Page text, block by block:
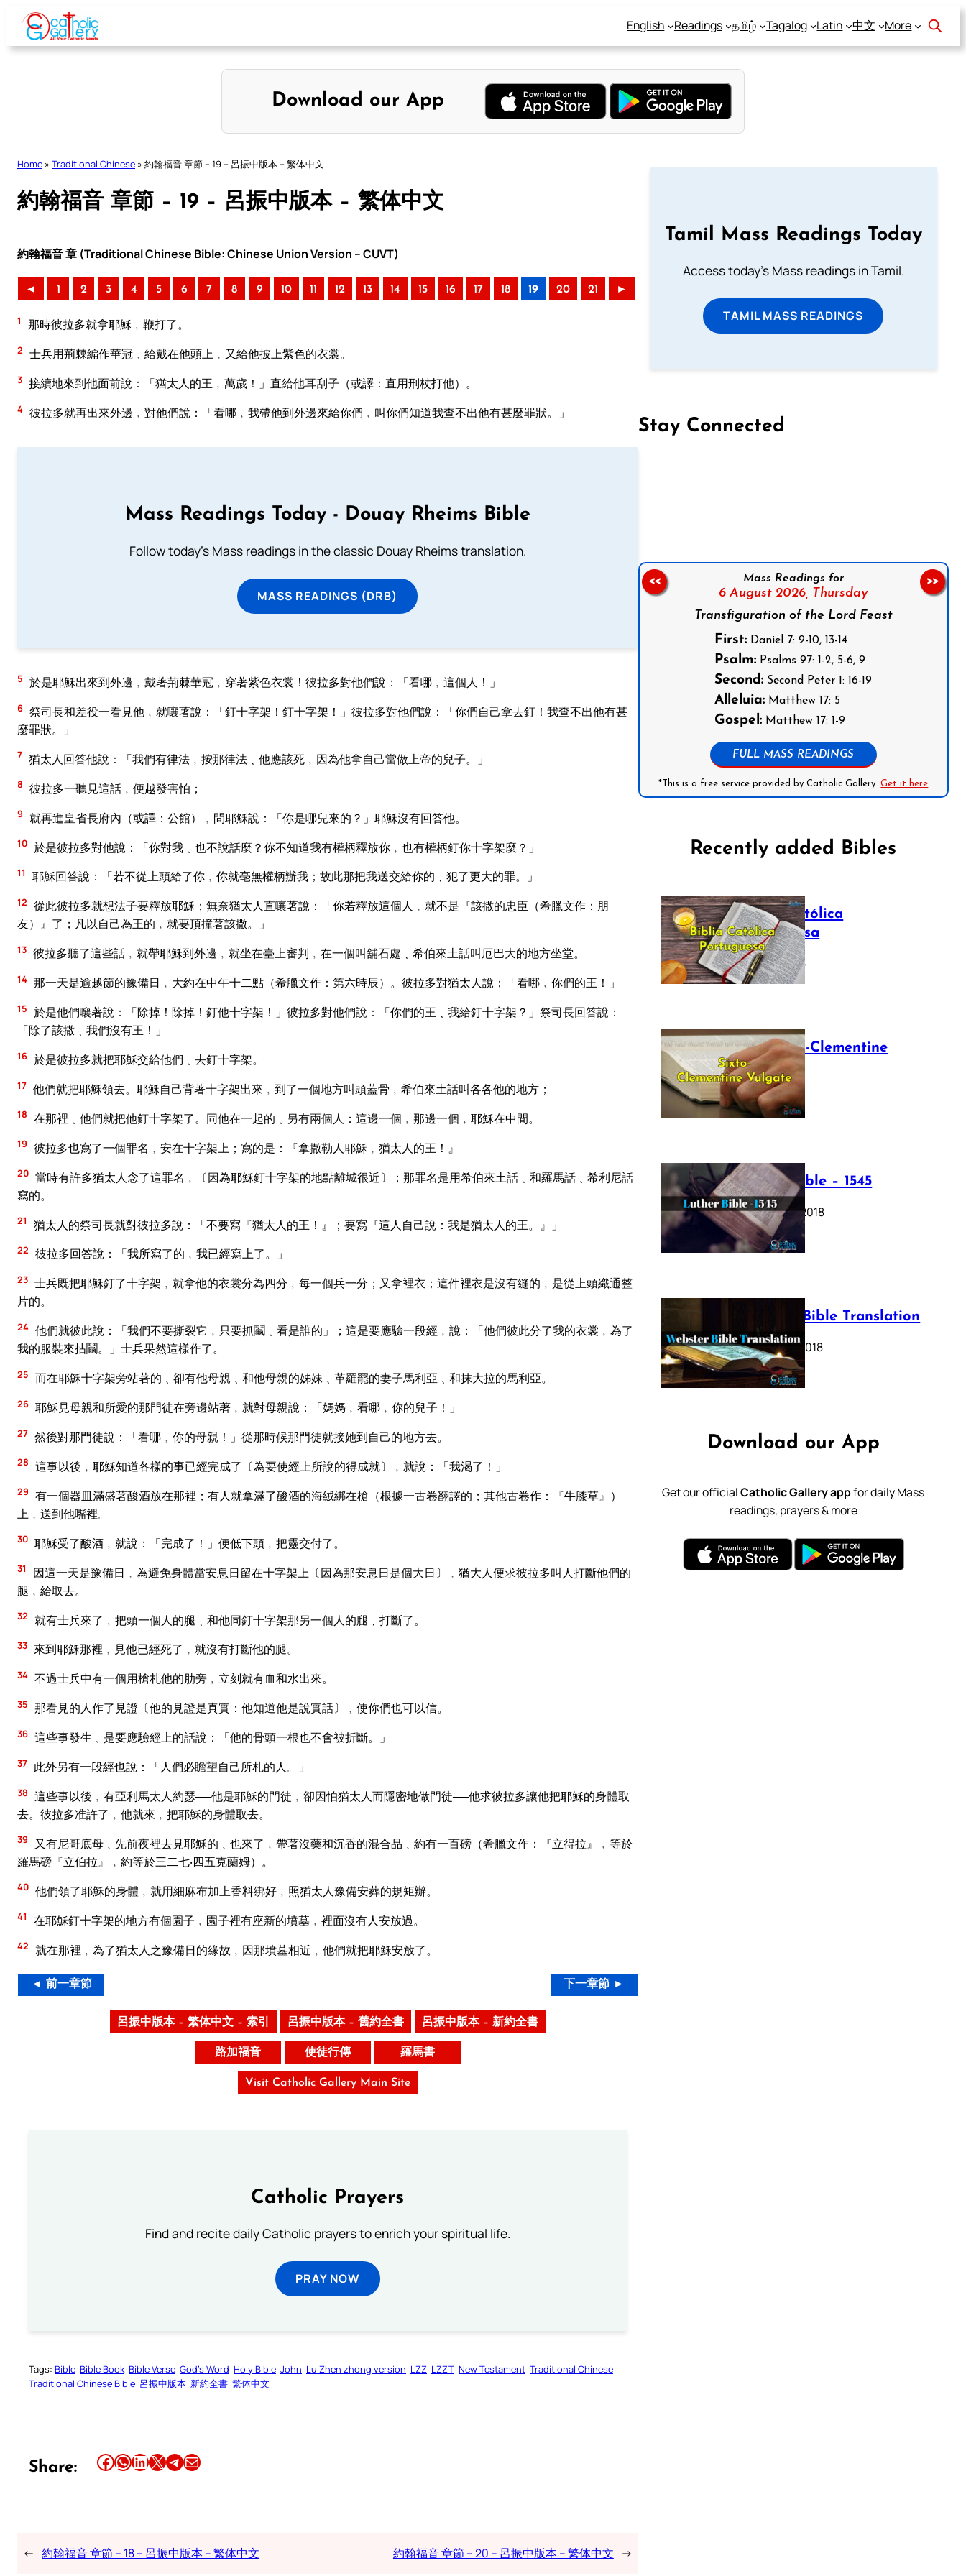
Skip
content
English Readings தமிழ் Tagalog Latin 中文 More
Download our App
Home » Traditional Chinese » 約翰福音 章節 – 19 – 呂振中版本 – 繁体中文
約翰福音 章節 – 19 – 呂振中版本 – 繁体中文
約翰福音 章 (Traditional Chinese Bible: Chinese Union Version – CUVT)
◄ 1 2 3 4 5 6 7 8 9 10 11 12 13 14 15 16 17 18 19 20 21 ►
1 那時彼拉多就拿耶穌﹐鞭打了。
2 士兵用荊棘編作華冠﹐給戴在他頭上﹐又給他披上紫色的衣裳。
3 接續地來到他面前說：「猶太人的王﹐萬歲！」直給他耳刮子（或譯：直用刑杖打他）。
4 彼拉多就再出來外邊﹐對他們說：「看哪﹐我帶他到外邊來給你們﹐叫你們知道我查不出他有甚麼罪狀。」
Mass Readings Today - Douay Rheims Bible
Follow today's Mass readings in the classic Douay Rheims translation.
MASS READINGS (DRB)
5 於是耶穌出來到外邊﹐戴著荊棘華冠﹐穿著紫色衣裳！彼拉多對他們說：「看哪﹐這個人！」
6 祭司長和差役一看見他﹐就嚷著說：「釘十字架！釘十字架！」彼拉多對他們說：「你們自己拿去釘！我查不出他有甚
麼罪狀。」
7 猶太人回答他說：「我們有律法﹐按那律法﹑他應該死﹐因為他拿自己當做上帝的兒子。」
8 彼拉多一聽見這話﹐便越發害怕；
9 就再進皇省長府內（或譯：公館）﹐問耶穌說：「你是哪兒來的？」耶穌沒有回答他。
10 於是彼拉多對他說：「你對我﹑也不說話麼？你不知道我有權柄釋放你﹐也有權柄釘你十字架麼？」
11 耶穌回答說：「若不從上頭給了你﹐你就亳無權柄辦我；故此那把我送交給你的﹑犯了更大的罪。」
12 從此彼拉多就想法子要釋放耶穌；無奈猶太人直嚷著說：「你若釋放這個人﹐就不是『該撒的忠臣（希臘文作：朋
友）』了；凡以自己為王的﹐就要頂撞著該撒。」
13 彼拉多聽了這些話﹐就帶耶穌到外邊﹐就坐在臺上審判﹐在一個叫舖石處﹑希伯來土話叫厄巴大的地方坐堂。
14 那一天是逾越節的豫備日﹐大約在中午十二點（希臘文作：第六時辰）。彼拉多對猶太人說；「看哪﹐你們的王！」
15 於是他們嚷著說：「除掉！除掉！釘他十字架！」彼拉多對他們說：「你們的王﹑我給釘十字架？」祭司長回答說：
「除了該撒﹑我們沒有王！」
16 於是彼拉多就把耶穌交給他們﹑去釘十字架。
17 他們就把耶穌領去。耶穌自己背著十字架出來﹐到了一個地方叫頭蓋骨﹐希伯來土話叫各各他的地方；
18 在那裡﹑他們就把他釘十字架了。同他在一起的﹑另有兩個人：這邊一個﹐那邊一個﹐耶穌在中間。
19 彼拉多也寫了一個罪名﹐安在十字架上；寫的是：『拿撒勒人耶穌﹐猶太人的王！』
20 當時有許多猶太人念了這罪名﹐〔因為耶穌釘十字架的地點離城很近〕；那罪名是用希伯來土話﹑和羅馬話﹑希利尼話
寫的。
21 猶太人的祭司長就對彼拉多說：「不要寫『猶太人的王！』；要寫『這人自己說：我是猶太人的王。』」
22 彼拉多回答說：「我所寫了的﹐我已經寫上了。」
23 士兵既把耶穌釘了十字架﹐就拿他的衣裳分為四分﹐每一個兵一分；又拿裡衣；這件裡衣是沒有縫的﹐是從上頭織通整
片的。
24 他們就彼此說：「我們不要撕裂它﹐只要抓鬮﹑看是誰的」；這是要應驗一段經﹐說：「他們彼此分了我的衣裳﹐為了
我的服裝來拈鬮。」士兵果然這樣作了。
25 而在耶穌十字架旁站著的﹑卻有他母親﹑和他母親的姊妹﹑革羅罷的妻子馬利亞﹑和抹大拉的馬利亞。
26 耶穌見母親和所愛的那門徒在旁邊站著﹐就對母親說：「媽媽﹐看哪﹐你的兒子！」
27 然後對那門徒說：「看哪﹐你的母親！」從那時候那門徒就接她到自己的地方去。
28 這事以後﹐耶穌知道各樣的事已經完成了〔為要使經上所說的得成就〕﹐就說：「我渴了！」
29 有一個器皿滿盛著酸酒放在那裡；有人就拿滿了酸酒的海絨綁在槍（根據一古卷翻譯的；其他古卷作：『牛膝草』）
上﹐送到他嘴裡。
30 耶穌受了酸酒﹐就說：「完成了！」便低下頭﹐把靈交付了。
31
因這一天是豫備日﹐為避免身體當安息日留在十字架上〔因為那安息日是個大日〕﹐猶大人便求彼拉多叫人打斷他們的
腿﹐給取去。
32 就有士兵來了﹐把頭一個人的腿﹑和他同釘十字架那另一個人的腿﹑打斷了。
33 來到耶穌那裡﹐見他已經死了﹐就沒有打斷他的腿。
34 不過士兵中有一個用槍札他的肋旁﹐立刻就有血和水出來。
35 那看見的人作了見證〔他的見證是真實：他知道他是說實話〕﹐使你們也可以信。
36 這些事發生﹑是要應驗經上的話說：「他的骨頭一根也不會被折斷。」
37 此外另有一段經也說：「人們必瞻望自己所札的人。」
38 這些事以後﹐有亞利馬太人約瑟──他是耶穌的門徒﹐卻因怕猶太人而隱密地做門徒──他求彼拉多讓他把耶穌的身體取
去。彼拉多准許了﹐他就來﹐把耶穌的身體取去。
39
又有尼哥底母﹑先前夜裡去見耶穌的﹑也來了﹐帶著沒藥和沉香的混合品﹑約有一百磅（希臘文作：『立得拉』﹐等於
羅馬磅『立伯拉』﹐約等於三二七‧四五克蘭姆）。
40 他們領了耶穌的身體﹐就用細麻布加上香料綁好﹐照猶太人豫備安葬的規矩辦。
41 在耶穌釘十字架的地方有個園子﹐園子裡有座新的墳墓﹐裡面沒有人安放過。
42 就在那裡﹐為了猶太人之豫備日的緣故﹐因那墳墓相近﹐他們就把耶穌安放了。
◄ 前一章節 下一章節 ►
呂振中版本 – 繁体中文 – 索引 呂振中版本 – 舊約全書 呂振中版本 – 新約全書
路加福音 使徒行傳 羅馬書
Visit Catholic Gallery Main Site
Catholic Prayers
Find and recite daily Catholic prayers to enrich your spiritual life.
PRAY NOW
Tags: Bible Bible Book Bible Verse God’s Word Holy Bible John Lu Zhen zhong version LZZ LZZT New Testament Traditional Chinese
Traditional Chinese Bible 呂振中版本 新約全書 繁体中文
Share: Share this article on Facebook Share this article on WhatsApp Share this article on LinkedIn Share this article on X Share this article on TelegramEmail this Article
← 約翰福音 章節 – 18 – 呂振中版本 – 繁体中文 約翰福音 章節 – 20 – 呂振中版本 – 繁体中文 →
Tamil Mass Readings Today
Access today's Mass readings in Tamil.
TAMIL MASS READINGS
Stay Connected
Mass Readings for
6 August 2026, Thursday
Transfiguration of the Lord Feast
First: Daniel 7: 9-10, 13-14
Psalm: Psalms 97: 1-2, 5-6, 9
Second: Second Peter 1: 16-19
Alleluia: Matthew 17: 5
Gospel: Matthew 17: 1-9
FULL MASS READINGS
*This is a free service provided by Catholic Gallery.Get it here
<< >>
Recently added Bibles
Bíblia Católica
Portuguesa
July 16, 2025
The Sixto-Clementine
Vulgate
July 12, 2025
Luther Bible – 1545
October 17, 2018
Webster Bible Translation
October 11, 2018
Download our App
Get our officialCatholic Gallery appfor daily Mass
readings, prayers & more